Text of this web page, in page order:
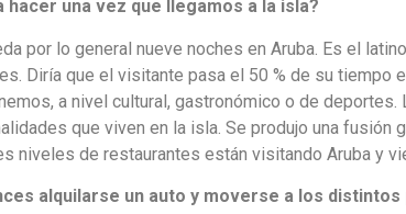
hacer una vez que llegamos a la isla?
por lo general nueve noches en Aruba. Es el
Diría que el visitante pasa el 50 % de su tiempo
a nivel cultural, gastronómico o de
que viven en la isla. Se produjo una fusión
niveles de restaurantes están visitando Aruba y
alquilarse un auto y moverse a los